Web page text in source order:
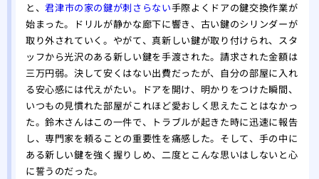
と、君津市の家の鍵が刺さらない手際よくドアの鍵交換作業が
始まった。ドリルが静かな廊下に響き、古い鍵のシリンダーが
取り外されていく。やがて、真新しい鍵が取り付けられ、スタ
ッフから光沢のある新しい鍵を手渡された。請求された金額は
三万円弱。決して安くはない出費だったが、自分の部屋に入れ
る安心感には代えがたい。ドアを開け、明かりをつけた瞬間、
いつもの見慣れた部屋がこれほど愛おしく思えたことはなかっ
た。鈴木さんはこの一件で、トラブルが起きた時に迅速に報告
し、専門家を頼ることの重要性を痛感した。そして、手の中に
ある新しい鍵を強く握りしめ、二度とこんな思いはしないと心
に誓うのだった。